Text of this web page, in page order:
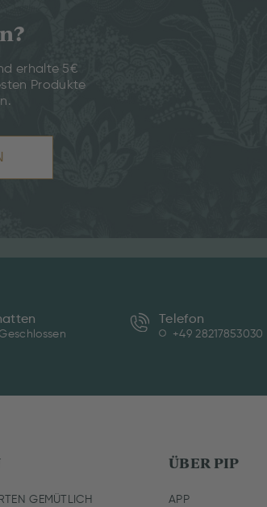
erhalte 5€
Produkte
Telefon
+49 28217853030
GEMÜTLICH
ÜBER PIP
APP